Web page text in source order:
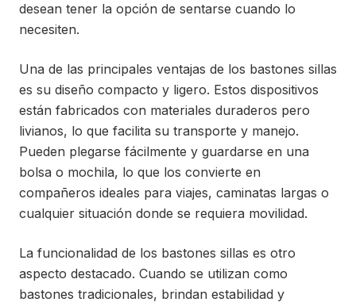
desean tener la opción de sentarse cuando lo
necesiten.
Una de las principales ventajas de los bastones sillas
es su diseño compacto y ligero. Estos dispositivos
están fabricados con materiales duraderos pero
livianos, lo que facilita su transporte y manejo.
Pueden plegarse fácilmente y guardarse en una
bolsa o mochila, lo que los convierte en
compañeros ideales para viajes, caminatas largas o
cualquier situación donde se requiera movilidad.
La funcionalidad de los bastones sillas es otro
aspecto destacado. Cuando se utilizan como
bastones tradicionales, brindan estabilidad y